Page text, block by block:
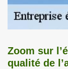
Zoom sur
qualité de